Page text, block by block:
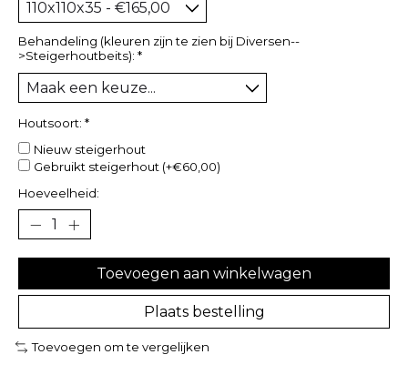
Behandeling (kleuren zijn te zien bij Diversen--
>Steigerhoutbeits): *
Houtsoort: *
Nieuw steigerhout
Gebruikt steigerhout (+€60,00)
Hoeveelheid:
Toevoegen aan winkelwagen
Plaats bestelling
Toevoegen om te vergelijken